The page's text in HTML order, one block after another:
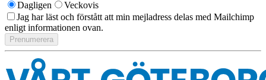
Dagligen
Veckovis
Jag har läst och förstått att min mejladress delas med Mailchimp
enligt informationen ovan.